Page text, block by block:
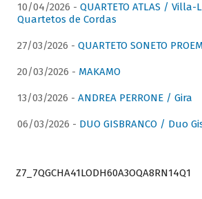
10/04/2026 - QUARTETO ATLAS / Villa-
Quartetos de Cordas
27/03/2026 - QUARTETO SONETO
20/03/2026 - MAKAMO
13/03/2026 - ANDREA PERRONE / Gira
06/03/2026 - DUO GISBRANCO / Duo
Z7_7QGCHA41LODH60A3OQA8RN14Q1